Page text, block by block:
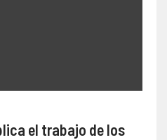
el trabajo de los